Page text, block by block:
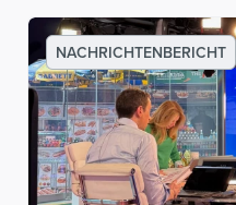
NACHRICHTENBERICHT